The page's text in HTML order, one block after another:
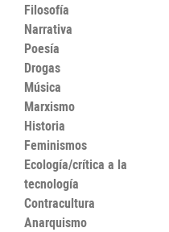
Filosofía
Narrativa
Poesía
Drogas
Música
Marxismo
Historia
Feminismos
Ecología/crítica a la
tecnología
Contracultura
Anarquismo